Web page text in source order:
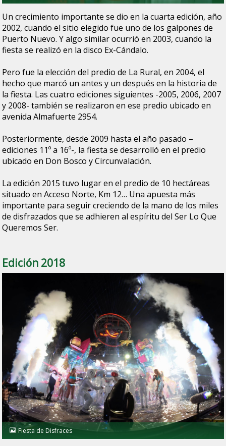
Un crecimiento importante se dio en la cuarta edición, año
2002, cuando el sitio elegido fue uno de los galpones de
Puerto Nuevo. Y algo similar ocurrió en 2003, cuando la
fiesta se realizó en la disco Ex-Cándalo.
Pero fue la elección del predio de La Rural, en 2004, el
hecho que marcó un antes y un después en la historia de
la fiesta. Las cuatro ediciones siguientes -2005, 2006, 2007
y 2008- también se realizaron en ese predio ubicado en
avenida Almafuerte 2954.
Posteriormente, desde 2009 hasta el año pasado –
ediciones 11º a 16º-, la fiesta se desarrolló en el predio
ubicado en Don Bosco y Circunvalación.
La edición 2015 tuvo lugar en el predio de 10 hectáreas
situado en Acceso Norte, Km 12… Una apuesta más
importante para seguir creciendo de la mano de los miles
de disfrazados que se adhieren al espíritu del Ser Lo Que
Queremos Ser.
Edición 2018
Fiesta de Disfraces